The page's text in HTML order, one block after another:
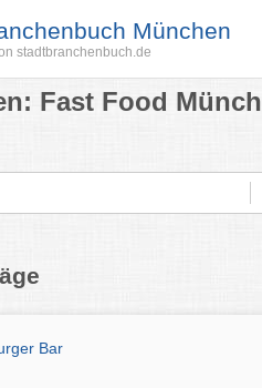
München
stadtbranchenbuch.de
Fast Food
Bar